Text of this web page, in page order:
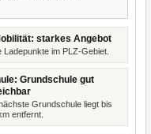
starkes Angebot
Ladepunkte im PLZ-Gebiet.
Grundschule gut
Grundschule liegt bis
entfernt.